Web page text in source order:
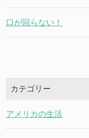
口が回らない！
カテゴリー
アメリカの生活